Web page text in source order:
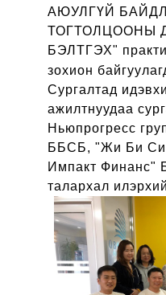
АЮУЛГҮЙ
ТОГТОЛЦООНЫ
БЭЛТГЭХ"
зохион
Сургалтад
ажилтнуудаа
Ньюпрогресс
ББСБ, "Жи Би
Импакт Финанс"
талархал